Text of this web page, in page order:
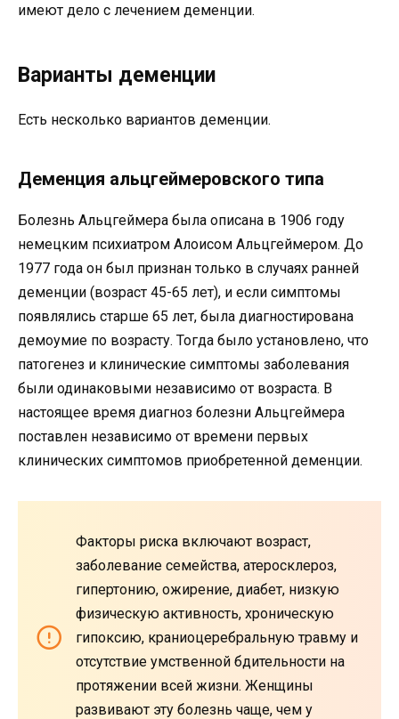
имеют дело с лечением деменции.
Варианты деменции
Есть несколько вариантов деменции.
Деменция альцгеймеровского типа
Болезнь Альцгеймера была описана в 1906 году
немецким психиатром Алоисом Альцгеймером. До
1977 года он был признан только в случаях ранней
деменции (возраст 45-65 лет), и если симптомы
появлялись старше 65 лет, была диагностирована
демоумие по возрасту. Тогда было установлено, что
патогенез и клинические симптомы заболевания
были одинаковыми независимо от возраста. В
настоящее время диагноз болезни Альцгеймера
поставлен независимо от времени первых
клинических симптомов приобретенной деменции.
Факторы риска включают возраст,
заболевание семейства, атеросклероз,
гипертонию, ожирение, диабет, низкую
физическую активность, хроническую
гипоксию, краниоцеребральную травму и
отсутствие умственной бдительности на
протяжении всей жизни. Женщины
развивают эту болезнь чаще, чем у